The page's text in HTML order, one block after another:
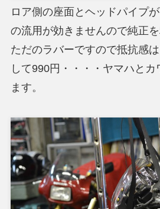
ロア側の座面とヘッドパイプ
の流用が効きませんので純正を
ただのラバーですので抵抗感
して990円・・・・ヤマハとカ
ます。